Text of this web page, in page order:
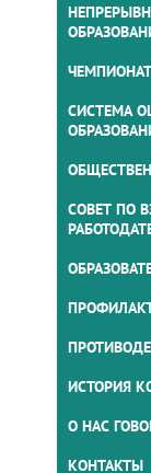
СИСТЕМА
СОВЕТ ПО
ИСТОРИЯ
О НАС
КОНТАКТЫ